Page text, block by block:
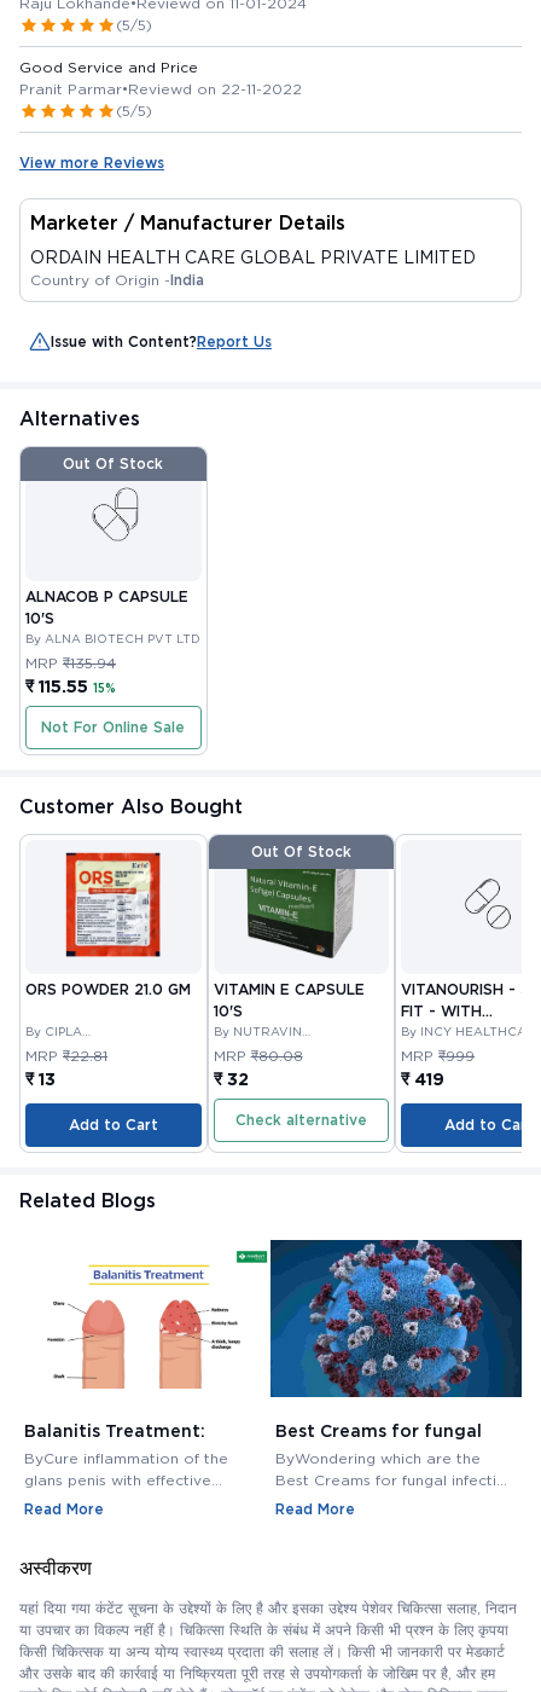
(5/5)
Good Service and Price
Pranit Parmar•Reviewd on 22-11-2022
(5/5)
View more Reviews
Marketer / Manufacturer Details
ORDAIN HEALTH CARE GLOBAL PRIVATE LIMITED
Country of Origin -India
Issue with Content?Report Us
Alternatives
Out Of Stock
ALNACOB P CAPSULE
10'S
By ALNA BIOTECH PVT LTD
MRP ₹135.94
₹ 115.55 15%
Not For Online Sale
Customer Also Bought
ORS POWDER 21.0 GM
By CIPLA
PHARMACEUTICAL
MRP ₹22.81
₹ 13
Add to Cart
Out Of Stock
VITAMIN E CAPSULE
10'S
By NUTRAVIN
LABORATORIES
MRP ₹80.08
₹ 32
Check alternative
VITANOURISH -
FIT - WITH
GLUCOSAMINE &
BOSWELLIA FOR
JOINTS TABLET
By INCY
LTD
MRP ₹999
₹ 419
Add to Cart
Related Blogs
Balanitis Treatment:
Medications, Antibiotics,
and Creams
ByCure inflammation of the
glans penis with effective
balanitis treatment. Discover
Read More
Best Creams for fungal
infection in private area -
Buy Cream Online
ByWondering which are the
Best Creams for fungal infection
in private area? Buy Fungal
Read More
अस्वीकरण
यहां दिया गया कंटेंट सूचना के उद्देश्यों के लिए है और इसका उद्देश्य पेशेवर चिकित्सा सलाह, निदान
या उपचार का विकल्प नहीं है। चिकित्सा स्थिति के संबंध में अपने किसी भी प्रश्न के लिए कृपया
किसी चिकित्सक या अन्य योग्य स्वास्थ्य प्रदाता की सलाह लें। किसी भी जानकारी पर मेडकार्ट
और उसके बाद की कार्रवाई या निष्क्रियता पूरी तरह से उपयोगकर्ता के जोखिम पर है, और हम